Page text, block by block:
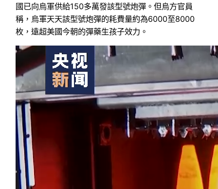
國已向烏軍供給150多萬發該型號炮彈。但烏方官員
稱，烏軍天天該型號炮彈的耗費量約為6000至8000
枚，遠超美國今朝的彈藥生孩子效力。